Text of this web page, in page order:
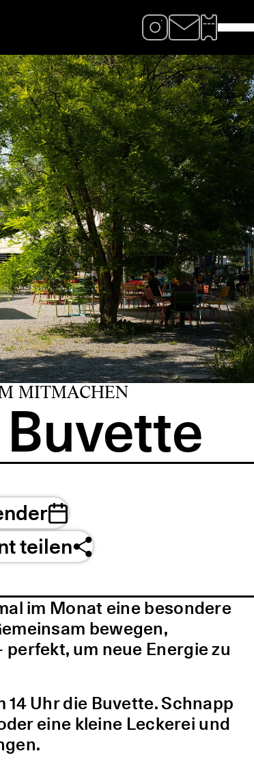
MITMACHEN
teilen
im Monat eine besondere
bewegen,
um neue Energie zu
Uhr die Buvette. Schnapp
eine kleine Leckerei und